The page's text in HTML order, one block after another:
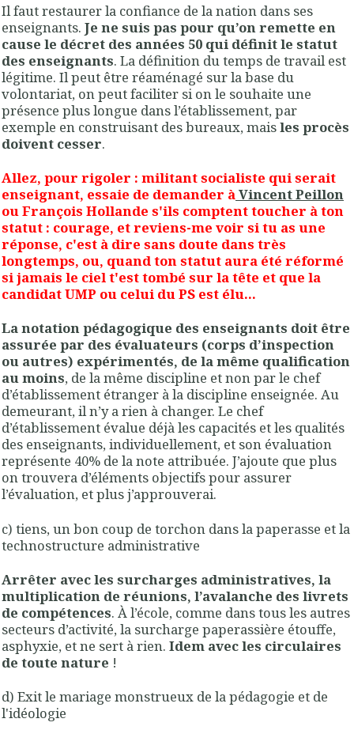
Il faut restaurer la confiance de la nation dans ses
enseignants. Je ne suis pas pour qu’on remette en
cause le décret des années 50 qui définit le statut
des enseignants. La définition du temps de travail est
légitime. Il peut être réaménagé sur la base du
volontariat, on peut faciliter si on le souhaite une
présence plus longue dans l’établissement, par
exemple en construisant des bureaux, maisles procès
doivent cesser.
Allez, pour rigoler : militant socialiste qui serait
enseignant, essaie de demander àVincent Peillon
ou François Hollande s'ils comptent toucher à ton
statut : courage, et reviens-me voir si tu as une
réponse, c'est à dire sans doute dans très
longtemps, ou, quand ton statut aura été réformé
si jamais le ciel t'est tombé sur la tête et que la
candidat UMP ou celui du PS est élu...
La notation pédagogique des enseignants doit être
assurée par des évaluateurs (corps d’inspection
ou autres) expérimentés, de la même qualification
au moins, de la même discipline et non par le chef
d’établissement étranger à la discipline enseignée. Au
demeurant, il n’y a rien à changer. Le chef
d’établissement évalue déjà les capacités et les qualités
des enseignants, individuellement, et son évaluation
représente 40% de la note attribuée. J’ajoute que plus
on trouvera d’éléments objectifs pour assurer
l’évaluation, et plus j’approuverai.
c) tiens, un bon coup de torchon dans la paperasse et la
technostructure administrative
Arrêter avec les surcharges administratives, la
multiplication de réunions, l’avalanche des livrets
de compétences. À l’école, comme dans tous les autres
secteurs d’activité, la surcharge paperassière étouffe,
asphyxie, et ne sert à rien. Idem avec les circulaires
de toute nature !
d) Exit le mariage monstrueux de la pédagogie et de
l'idéologie